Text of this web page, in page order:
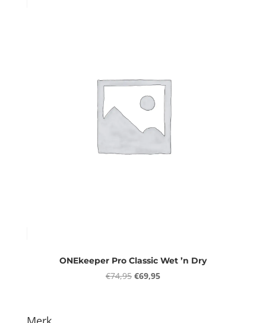
ONEkeeper Pro Classic Wet ’n Dry
€74,95 Oorspronkelijke
€69,95Huidige